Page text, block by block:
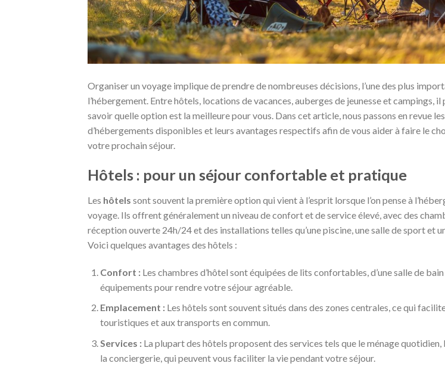
Organiser un voyage implique de prendre de nombreuses décisions, l’une des plus
l’hébergement. Entre hôtels, locations de vacances, auberges de jeunesse et campings,
savoir quelle option est la meilleure pour vous. Dans cet article, nous passons en revue
d’hébergements disponibles et leurs avantages respectifs afin de vous aider à faire le
votre prochain séjour.
Hôtels : pour un séjour confortable et pratique
Les hôtels sont souvent la première option qui vient à l’esprit lorsque l’on pense à
voyage. Ils offrent généralement un niveau de confort et de service élevé, avec des
réception ouverte 24h/24 et des installations telles qu’une piscine, une salle de sport et
Voici quelques avantages des hôtels :
Confort :Les chambres d’hôtel sont équipées de lits confortables, d’une salle de
équipements pour rendre votre séjour agréable.
Emplacement :Les hôtels sont souvent situés dans des zones centrales, ce qui facilite
touristiques et aux transports en commun.
Services :La plupart des hôtels proposent des services tels que le ménage quotidien,
la conciergerie, qui peuvent vous faciliter la vie pendant votre séjour.